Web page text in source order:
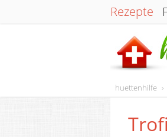
Rezepte
huettenhilfe